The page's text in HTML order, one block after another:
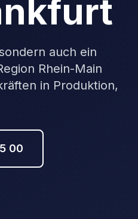
auch ein
Rhein-Main
in Produktion,
00